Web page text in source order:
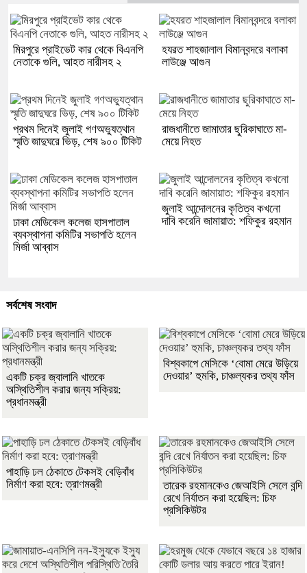
মিরপুরে প্রাইভেট কার থেকে বিএনপি
নেতাকে গুলি, আহত নারীসহ ২
হযরত শাহজালাল বিমানবন্দরে বলাকা
লাউঞ্জে আগুন
প্রথম দিনেই জুলাই গণঅভ্যুত্থান
স্মৃতি জাদুঘরে ভিড়, শেষ ৯০০ টিকিট
রাজধানীতে জামাতার ছুরিকাঘাতে মা-
মেয়ে নিহত
ঢাকা মেডিকেল কলেজ হাসপাতাল
ব্যবস্থাপনা কমিটির সভাপতি হলেন
মির্জা আব্বাস
জুলাই আন্দোলনের কৃতিত্ব কখনো
দাবি করেনি জামায়াত: শফিকুর রহমান
সর্বশেষ সংবাদ
একটি চক্র জ্বালানি খাতকে
অস্থিতিশীল করার জন্য সক্রিয়:
প্রধানমন্ত্রী
বিশ্বকাপে মেসিকে ‘বোমা মেরে উড়িয়ে
দেওয়ার’ হুমকি, চাঞ্চল্যকর তথ্য ফাঁস
পাহাড়ি ঢল ঠেকাতে টেকসই বেড়িবাঁধ
নির্মাণ করা হবে: ত্রাণমন্ত্রী
তারেক রহমানকেও জেআইসি সেলে বন্দি
রেখে নির্যাতন করা হয়েছিল: চিফ
প্রসিকিউটর